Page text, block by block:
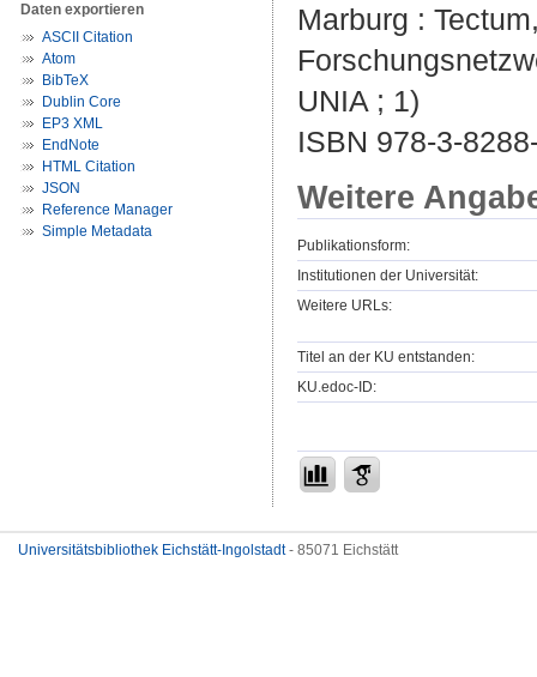
Daten exportieren
ASCII Citation
Atom
BibTeX
Dublin Core
EP3 XML
EndNote
HTML Citation
JSON
Reference Manager
Simple Metadata
Marburg :
UNIA ; 1)
ISBN 978-3-
Weitere
Publikationsform:
Institutionen der Universität:
Weitere URLs:
Titel an der KU entstanden:
KU.edoc-ID:
Universitätsbibliothek Eichstätt-Ingolstadt- 85071 Eichstätt